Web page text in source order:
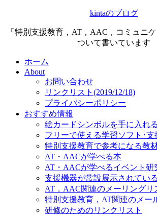
kintaのブログ
「特別支援教育，AT，AAC，コミュニ
ついて書いています
ホーム
About
お問い合わせ
リンクリスト(2019/12/18)
プライバシーポリシー
おすすめ情報
絵カードシンボルを手に入れ
フリーで使える学習ソフト･支
特別支援教育で参考になる教
AT・AACが学べる本
AT・AACが学べるイベント研
支援機器が常設展示されてい
AT，AAC関連のメーリングリ
特別支援教育，AT関連のメー
研修のためのリンクリスト